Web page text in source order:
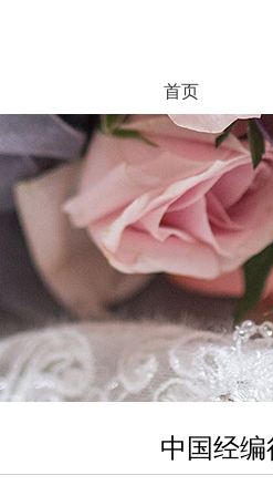
首页
中国经